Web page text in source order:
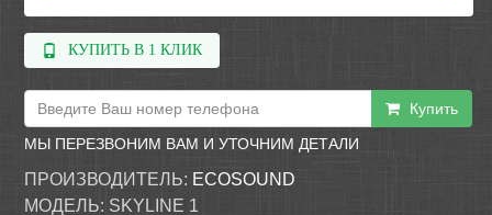
КУПИТЬ В 1 КЛИК
Купить
МЫ ПЕРЕЗВОНИМ ВАМ И УТОЧНИМ ДЕТАЛИ
ПРОИЗВОДИТЕЛЬ: ECOSOUND
МОДЕЛЬ: SKYLINE 1